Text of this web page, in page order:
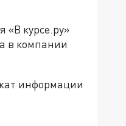
курсе.ру»
в компании
информации